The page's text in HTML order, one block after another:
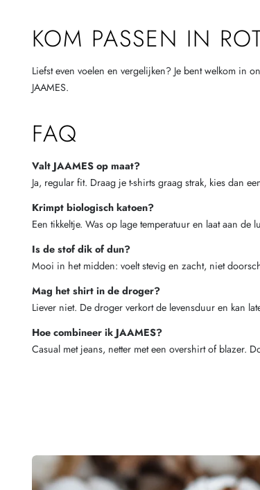
KOM PASSEN IN
Liefst even voelen en vergelijken? Je bent welkom in
JAAMES.
FAQ
Valt JAAMES op maat?
Ja, regular fit. Draag je t-shirts graag strak, kies dan
Krimpt biologisch katoen?
Een tikkeltje. Was op lage temperatuur en laat aan
Is de stof dik of dun?
Mooi in het midden: voelt stevig en zacht, niet
Mag het shirt in de droger?
Liever niet. De droger verkort de levensduur en kan
Hoe combineer ik JAAMES?
Casual met jeans, netter met een overshirt of blazer.